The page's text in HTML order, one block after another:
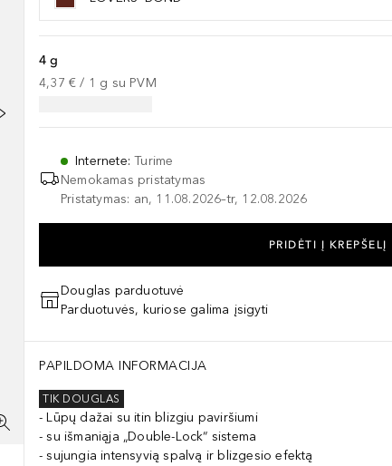
4 g
4,37 € / 1 g su PVM
Internete:Turime
Nemokamas pristatymas
Pristatymas: an, 11.08.2026–tr, 12.08.2026
PRIDĖTI Į KREPŠELĮ
Douglas parduotuvė
Parduotuvės, kuriose galima įsigyti
PAPILDOMA INFORMACIJA
TIK DOUGLAS
Lūpų dažai su itin blizgiu paviršiumi
su išmaniąja „Double-Lock“ sistema
sujungia intensyvią spalvą ir blizgesio efektą